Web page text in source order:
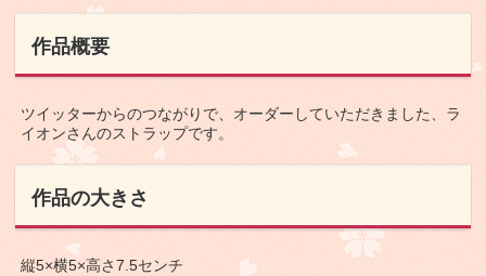
作品概要
ツイッターからのつながりで、オーダーしていただきました、ラ
イオンさんのストラップです。
作品の大きさ
縦5×横5×高さ7.5センチ